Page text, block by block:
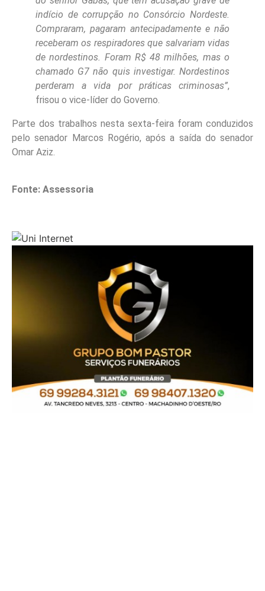
indício de corrupção no Consórcio Nordeste.
Compraram, pagaram antecipadamente e não
receberam os respiradores que salvariam vidas
de nordestinos. Foram R$ 48 milhões, mas o
chamado G7 não quis investigar. Nordestinos
perderam a vida por práticas criminosas”,
frisou o vice-líder do Governo.
Parte dos trabalhos nesta sexta-feira foram conduzidos
pelo senador Marcos Rogério, após a saída do senador
Omar Aziz.
Fonte: Assessoria